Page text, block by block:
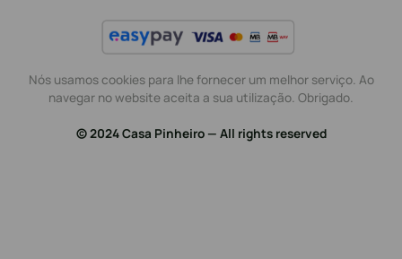
Nós usamos cookies para lhe fornecer um melhor serviço. Ao
navegar no website aceita a sua utilização. Obrigado.
© 2024 Casa Pinheiro — All rights reserved